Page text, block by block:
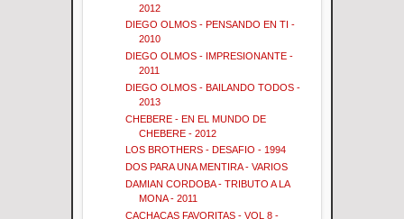
2012
DIEGO OLMOS - PENSANDO EN TI -
2010
DIEGO OLMOS - IMPRESIONANTE -
2011
DIEGO OLMOS - BAILANDO TODOS -
2013
CHEBERE - EN EL MUNDO DE
CHEBERE - 2012
LOS BROTHERS - DESAFIO - 1994
DOS PARA UNA MENTIRA - VARIOS
DAMIAN CORDOBA - TRIBUTO A LA
MONA - 2011
CACHACAS FAVORITAS - VOL 8 -